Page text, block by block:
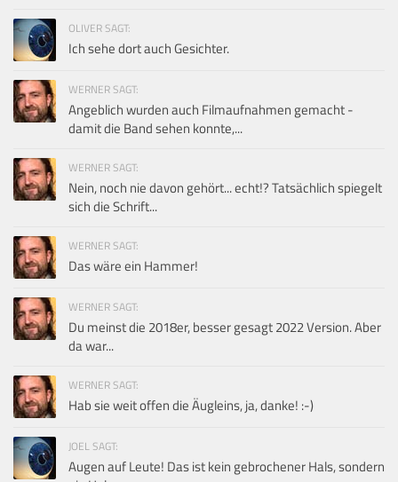
OLIVER SAGT:
Ich sehe dort auch Gesichter.
WERNER SAGT:
Angeblich wurden auch Filmaufnahmen gemacht -
damit die Band sehen konnte,...
WERNER SAGT:
Nein, noch nie davon gehört... echt!? Tatsächlich spiegelt
sich die Schrift...
WERNER SAGT:
Das wäre ein Hammer!
WERNER SAGT:
Du meinst die 2018er, besser gesagt 2022 Version. Aber
da war...
WERNER SAGT:
Hab sie weit offen die Äugleins, ja, danke! :-)
JOEL SAGT:
Augen auf Leute! Das ist kein gebrochener Hals, sondern